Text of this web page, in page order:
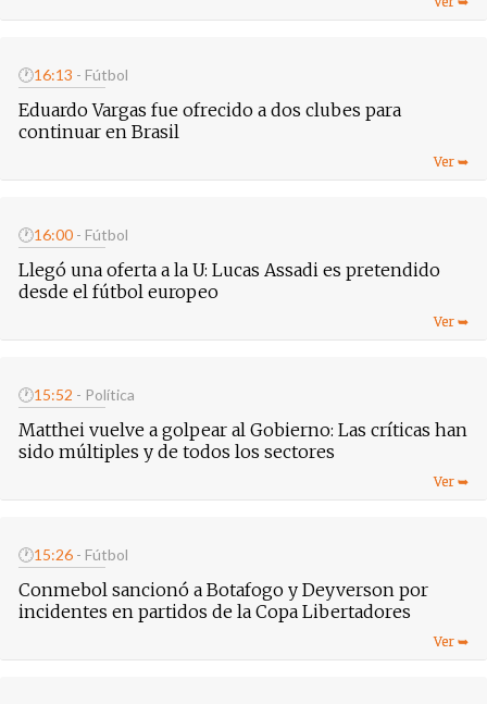
🕐16:13 - Fútbol
Eduardo Vargas fue ofrecido a dos clubes para
continuar en Brasil
🕐16:00 - Fútbol
Llegó una oferta a la U: Lucas Assadi es pretendido
desde el fútbol europeo
🕐15:52 - Política
Matthei vuelve a golpear al Gobierno: Las críticas han
sido múltiples y de todos los sectores
🕐15:26 - Fútbol
Conmebol sancionó a Botafogo y Deyverson por
incidentes en partidos de la Copa Libertadores